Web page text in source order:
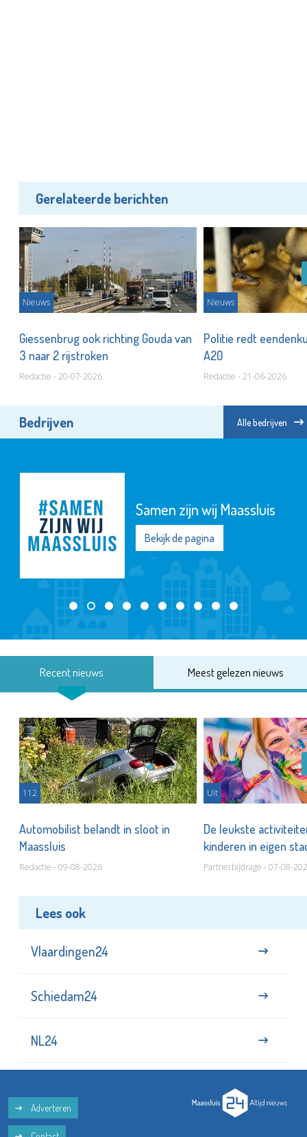
Gerelateerde berichten
Nieuws
Giessenbrug ook richting Gouda van
3 naar 2 rijstroken
Redactie - 20-07-2026
Nieuws
Politie redt
A20
Redactie - 21-06-2026
Bedrijven Alle bedrijven
Samen zijn wij Maassluis
Bekijk de pagina
Recent nieuws Meest gelezen nieuws
112
Automobilist belandt in sloot in
Maassluis
Redactie - 09-08-2026
Uit
De leukste
kinderen in eigen
Partnerbijdrage - 07-08-
Lees ook
Vlaardingen24
Schiedam24
NL24
Adverteren